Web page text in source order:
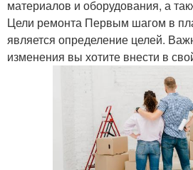
материалов и оборудования, а
Цели ремонта Первым шагом в
является определение целей.
изменения вы хотите внести в